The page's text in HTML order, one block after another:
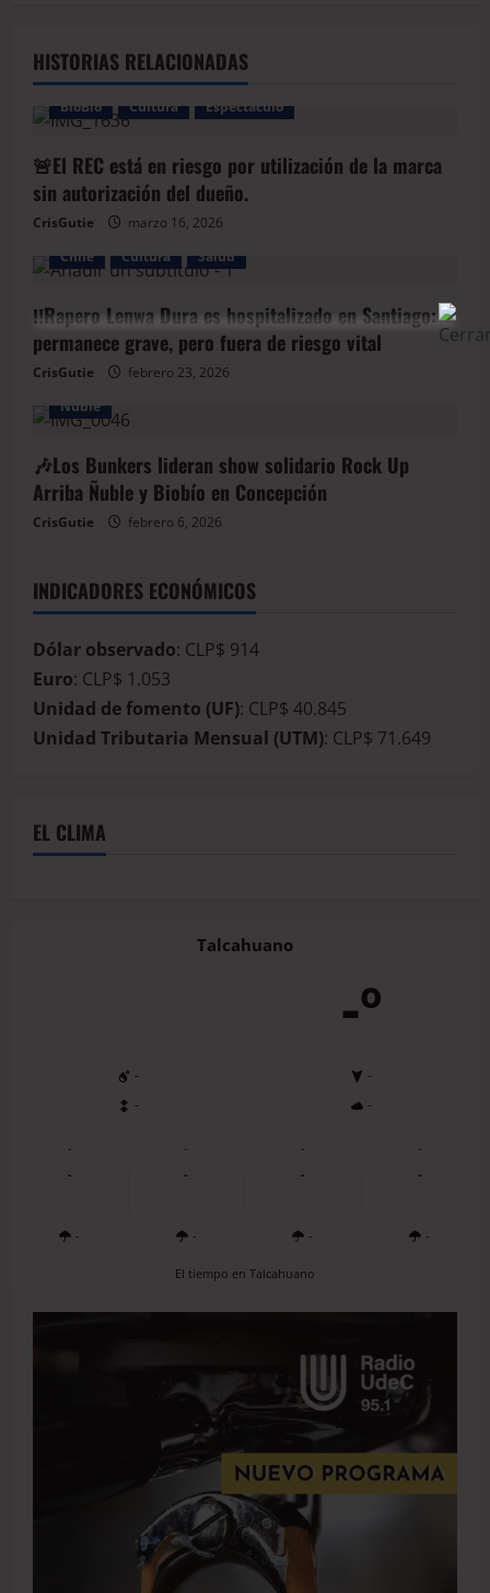
HISTORIAS RELACIONADAS
BioBio Cultura Espectáculo
🚨El REC está en riesgo por utilización de la marca
sin autorización del dueño.
CrisGutie
marzo 16, 2026
Chile
Cultura Salud
‼️Rapero Lenwa Dura es hospitalizado en Santiago:
permanece grave, pero fuera de riesgo vital
CrisGutie febrero 23, 2026
BioBio Chile Cultura
Ñuble
🎶Los Bunkers lideran show solidario Rock Up
Arriba Ñuble y Biobío en Concepción
CrisGutie febrero 6, 2026
INDICADORES ECONÓMICOS
Dólar observado: CLP$ 914
Euro: CLP$ 1.053
Unidad de fomento (UF): CLP$ 40.845
Unidad Tributaria Mensual (UTM): CLP$ 71.649
EL CLIMA
Talcahuano
-º
-
-
-
-
-
-
-
-
-
-
-
-
-
-
-
-
El tiempo en Talcahuano